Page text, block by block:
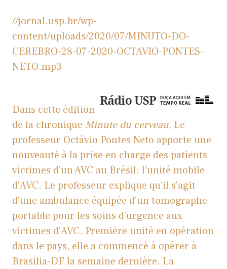
//jornal.usp.br/wp-
content/uploads/2020/07/MINUTO-DO-
CEREBRO-28-07-2020-OCTAVIO-PONTES-
NETO.mp3
Dans cette édition
de la chronique Minute du cerveau, Le
professeur Octávio Pontes Neto apporte une
nouveauté à la prise en charge des patients
victimes d'un AVC au Brésil: l'unité mobile
d'AVC. Le professeur explique qu'il s'agit
d'une ambulance équipée d'un tomographe
portable pour les soins d'urgence aux
victimes d'AVC. Première unité en opération
dans le pays, elle a commencé à opérer à
Brasilia-DF la semaine dernière. La